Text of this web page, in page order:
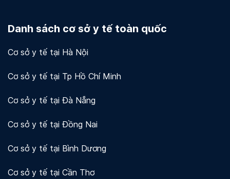
dụng mã hóa và các biện pháp bảo mật khác để
Danh sách cơ sở y tế toàn quốc
Cơ sở y tế tại Hà Nội
Cơ sở y tế tại Tp Hồ Chí Minh
Cơ sở y tế tại Đà Nẵng
Cơ sở y tế tại Đồng Nai
Cơ sở y tế tại Bình Dương
Cơ sở y tế tại Cần Thơ